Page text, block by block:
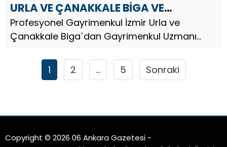
URLA VE ÇANAKKALE BİGA VE
GAZİANTEP`DEN MEHMET TAŞ`DAN
MEVLANA HAFTASI MESAJI
Profesyonel Gayrimenkul İzmir Urla ve
Çanakkale Biga`dan Gayrimenkul Uzmanı
‘Mevlana Haftası’ münasebetiyle mesaj
yayınladı.
1 2 … 5 Sonraki
Copyright © 2026 06 Ankara Gazetesi -